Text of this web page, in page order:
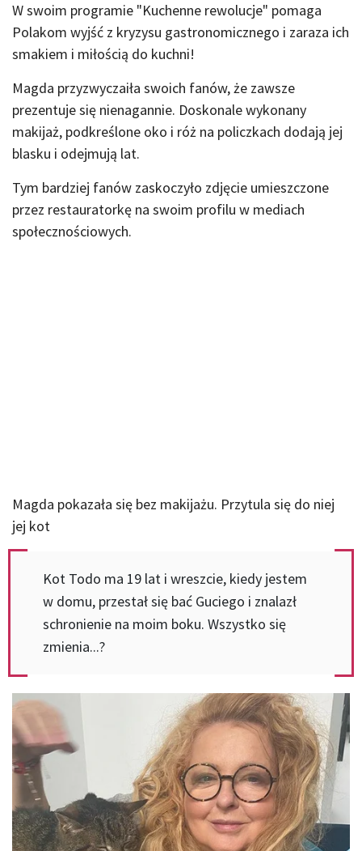
W swoim programie "Kuchenne rewolucje" pomaga
Polakom wyjść z kryzysu gastronomicznego i zaraza ich
smakiem i miłością do kuchni!
Magda przyzwyczaiła swoich fanów, że zawsze
prezentuje się nienagannie. Doskonale wykonany
makijaż, podkreślone oko i róż na policzkach dodają jej
blasku i odejmują lat.
Tym bardziej fanów zaskoczyło zdjęcie umieszczone
przez restauratorkę na swoim profilu w mediach
społecznościowych.
Magda pokazała się bez makijażu. Przytula się do niej
jej kot
Kot Todo ma 19 lat i wreszcie, kiedy jestem
w domu, przestał się bać Guciego i znalazł
schronienie na moim boku. Wszystko się
zmienia...?